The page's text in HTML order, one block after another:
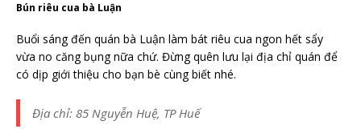
Bún riêu cua bà Luận
Buổi sáng đến quán bà Luận làm bát riêu cua ngon hết sẩy
vừa no căng bụng nữa chứ. Đừng quên lưu lại địa chỉ quán để
có dịp giới thiệu cho bạn bè cùng biết nhé.
Địa chỉ: 85 Nguyễn Huệ, TP Huế